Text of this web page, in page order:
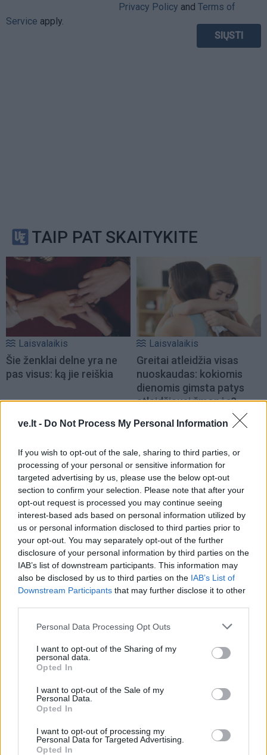
ve.lt - Do Not Process My Personal Information
If you wish to opt-out of the sale, sharing to third parties, or
processing of your personal or sensitive information for
targeted advertising by us, please use the below opt-out
section to confirm your selection. Please note that after your
opt-out request is processed you may continue seeing
interest-based ads based on personal information utilized by
us or personal information disclosed to third parties prior to
your opt-out. You may separately opt-out of the further
disclosure of your personal information by third parties on the
IAB’s list of downstream participants. This information may
also be disclosed by us to third parties on the IAB’s List of
Downstream Participants that may further disclose it to other
Personal Data Processing Opt Outs
I want to opt-out of the Sharing of my
personal data.
Opted In
I want to opt-out of the Sale of my
Personal Data.
Opted In
I want to opt-out of processing my
Personal Data for Targeted Advertising.
Opted In
Privacy Policy and Terms of
Service apply.
TAIP PAT SKAITYKITE
Laisvalaikis
Šie ženklai delne yra ne
pas visus: ką jie reiškia
Laisvalaikis
Greitai atleidžia visas
nuoskaudas: kokiomis
dienomis gimsta patys
atlaidžiausi žmonės?
Laisvalaikis
Perkate marinuotus
šašlykus? Viena etiketės
eilutė gali sutaupyti
beveik 2 eurus
Laisvalaikis
Rugpjūčio 7-ąją vardo
dieną švenčia
Laisvalaikis
sužinokite, ką jumyse
pastebi pirmiausia, bet
po lygiai